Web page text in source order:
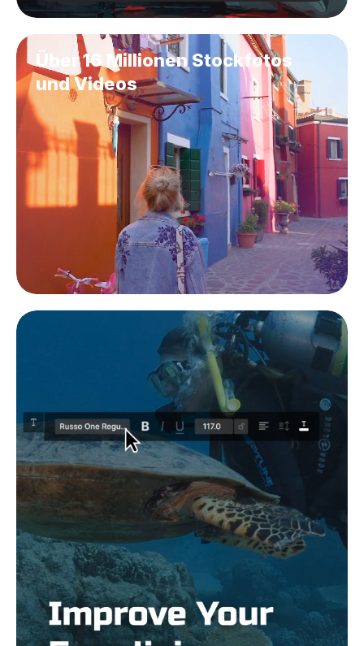
Über 16 Millionen Stockfotos
und Videos